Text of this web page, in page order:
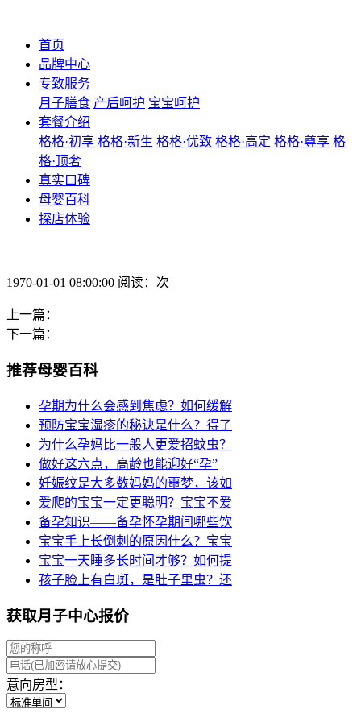
首页
品牌中心
专致服务
月子膳食 产后呵护 宝宝呵护
套餐介绍
格格·初享 格格·新生 格格·优致 格格·高定 格格·尊享 格
格·顶奢
真实口碑
母婴百科
探店体验
1970-01-01 08:00:00 阅读：次
上一篇：
下一篇：
推荐母婴百科
孕期为什么会感到焦虑？如何缓解
预防宝宝湿疹的秘诀是什么？得了
为什么孕妈比一般人更爱招蚊虫？
做好这六点，高龄也能迎好“孕”
妊娠纹是大多数妈妈的噩梦，该如
爱爬的宝宝一定更聪明？宝宝不爱
备孕知识——备孕怀孕期间哪些饮
宝宝手上长倒刺的原因什么？宝宝
宝宝一天睡多长时间才够？如何提
孩子脸上有白斑，是肚子里虫？还
获取月子中心报价
意向房型：